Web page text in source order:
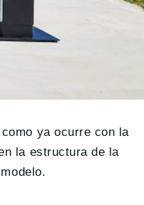
ya ocurre con la
la estructura de la